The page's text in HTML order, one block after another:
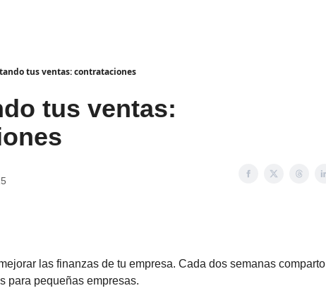
tus ventas: contrataciones
tus ventas:
las finanzas de tu empresa. Cada dos semanas comparto
para pequeñas empresas.